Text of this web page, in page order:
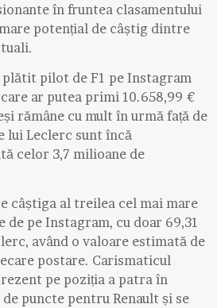
în fruntea clasamentului
potențial de câștig dintre
plătit pilot de F1 pe Instagram
ar putea primi 10.658,99 €
rămâne cu mult în urmă față de
lui Leclerc sunt încă
celor 3,7 milioane de
câștiga al treilea cel mai mare
pe Instagram, cu doar 69,31
având o valoare estimată de
postare. Carismaticul
pe poziția a patra în
puncte pentru Renault și se